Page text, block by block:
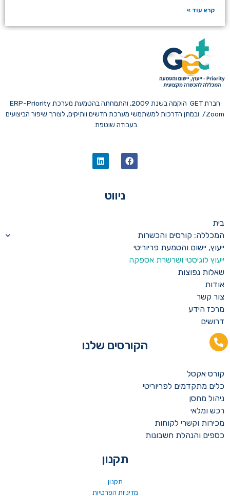
קרא עוד »
חברת GET הוקמה בשנת 2009, והתמחתה בהטמעת מערכת ERP-Priority
/Zoom ובמתן הדרכות למשתמשי מערכת חדשים וותיקים, לצורך שיפור הביצועים
בעבודה שוטפת.
ניווט
בית
המכללה: קורסים והכשרות
ייעוץ, יישום והטמעת פריוריטי
ייעוץ לוגיסטי ושרשרת אספקה
שאלות נפוצות
אודות
צור קשר
מרכז הידע
דרושים
הקורסים שלנו
קורס אקסל
כלים מתקדמים לפריוריטי
ניהול מחסן
רכש ומלאי
מכירות וקשרי לקוחות
כספים והנהלת חשבונות
תקנון
תקנון
מדיניות הפרטיות